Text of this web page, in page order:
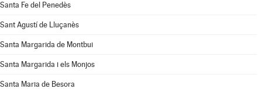
Santa Fe del Penedès
Sant Agustí de Lluçanès
Santa Margarida de Montbui
Santa Margarida i els Monjos
Santa Maria de Besora